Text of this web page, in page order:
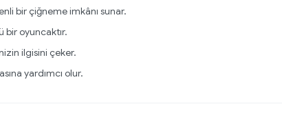
bir çiğneme imkânı sunar.
bir oyuncaktır.
ilgisini çeker.
yardımcı olur.